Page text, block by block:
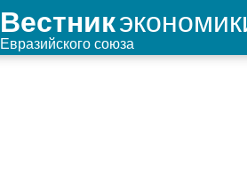
Вестник
Евразийского союза